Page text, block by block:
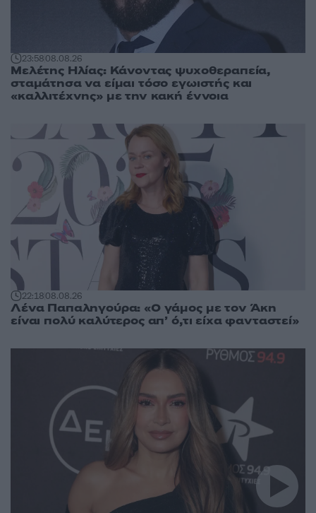
23:5808.08.26
Μελέτης Ηλίας: Κάνοντας ψυχοθεραπεία,
σταμάτησα να είμαι τόσο εγωιστής και
«καλλιτέχνης» με την κακή έννοια
22:1808.08.26
Λένα Παπαληγούρα: «Ο γάμος με τον Άκη
είναι πολύ καλύτερος απ’ ό,τι είχα φανταστεί»